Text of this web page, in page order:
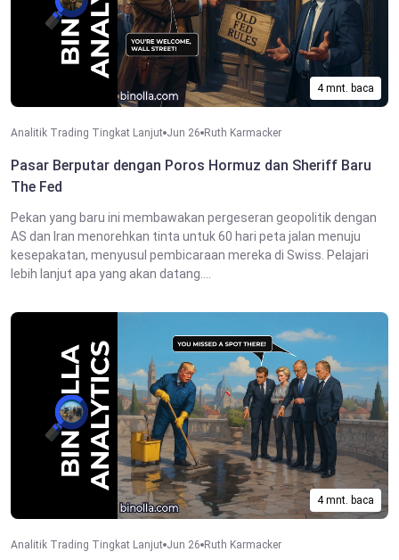
4 mnt. baca
Analitik Trading Tingkat Lanjut Jun 26 Ruth Karmacker
Pasar Berputar dengan Poros Hormuz dan Sheriff Baru
The Fed
Pekan yang baru ini membawakan pergeseran geopolitik dengan
AS dan Iran menorehkan tinta untuk 60 hari peta jalan menuju
kesepakatan, menyusul pembicaraan mereka di Swiss. Pelajari
lebih lanjut apa yang akan datang....
4 mnt. baca
Analitik Trading Tingkat Lanjut Jun 26 Ruth Karmacker